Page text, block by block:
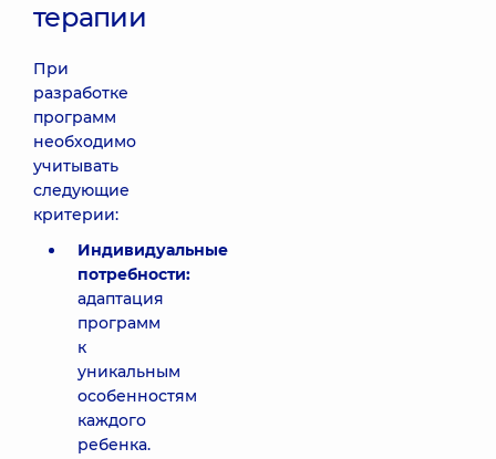
терапии
При
разработке
программ
необходимо
учитывать
следующие
критерии:
Индивидуальные
потребности:
адаптация
программ
к
уникальным
особенностям
каждого
ребенка.